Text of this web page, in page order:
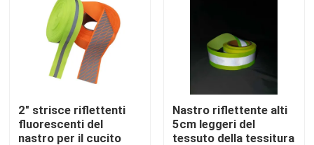
2" strisce riflettenti
fluorescenti del
nastro per il cucito
Nastro riflettente alti
5cm leggeri del
tessuto della tessitura